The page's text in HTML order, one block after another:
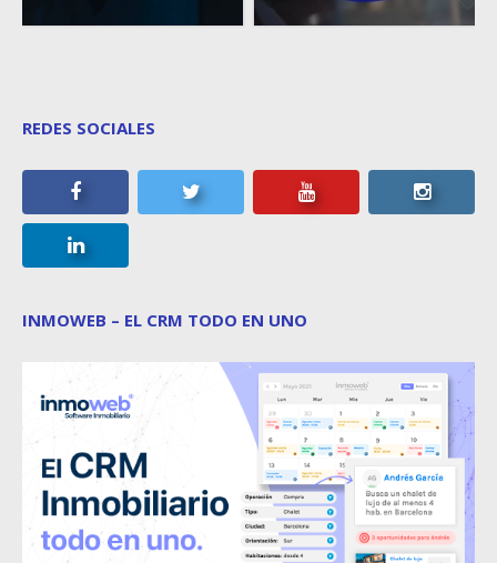
REDES SOCIALES
INMOWEB – EL CRM TODO EN UNO